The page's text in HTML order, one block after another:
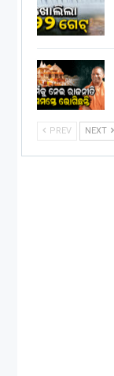
PREV NEXT